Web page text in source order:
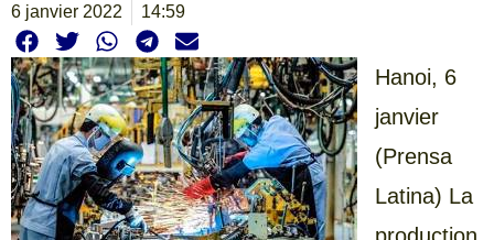
6 janvier 2022 14:59
Hanoi, 6
janvier
(Prensa
Latina) La